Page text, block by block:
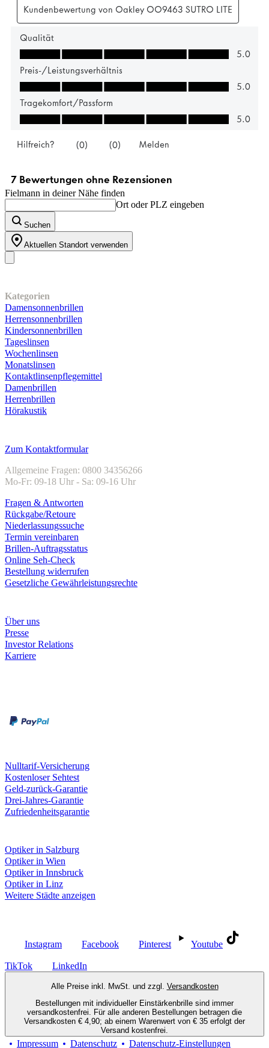
Fielmann in deiner Nähe finden
Ort oder PLZ eingeben
Suchen
Aktuellen Standort verwenden
Kategorien
Damensonnenbrillen
Herrensonnenbrillen
Kindersonnenbrillen
Tageslinsen
Wochenlinsen
Monatslinsen
Kontaktlinsenpflegemittel
Damenbrillen
Herrenbrillen
Hörakustik
Zum Kontaktformular
Allgemeine Fragen: 0800 34356266
Mo-Fr: 09-18 Uhr - Sa: 09-16 Uhr
Fragen & Antworten
Rückgabe/Retoure
Niederlassungssuche
Termin vereinbaren
Brillen-Auftragsstatus
Online Seh-Check
Bestellung widerrufen
Gesetzliche Gewährleistungsrechte
Über uns
Presse
Investor Relations
Karriere
Nulltarif-Versicherung
Kostenloser Sehtest
Geld-zurück-Garantie
Drei-Jahres-Garantie
Zufriedenheitsgarantie
Optiker in Salzburg
Optiker in Wien
Optiker in Innsbruck
Optiker in Linz
Weitere Städte anzeigen
Instagram Facebook Pinterest Youtube
TikTok LinkedIn
Alle Preise inkl. MwSt. und zzgl. Versandkosten
Bestellungen mit individueller Einstärkenbrille sind immer
versandkostenfrei. Für alle anderen Bestellungen betragen die
Versandkosten € 4,90; ab einem Warenwert von € 35 erfolgt der
Versand kostenfrei.
Impressum Datenschutz Datenschutz-Einstellungen